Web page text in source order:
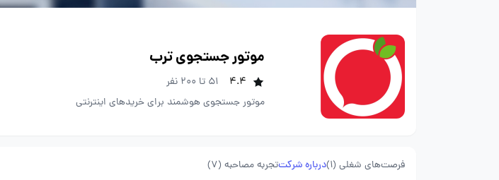
موتور جستجوی ترب
4.4
51 تا 200 نفر
موتور جستجوی هوشمند برای خریدهای اینترنتی
فرصت‌های شغلی (1) درباره شرکتتجربه مصاحبه (7)